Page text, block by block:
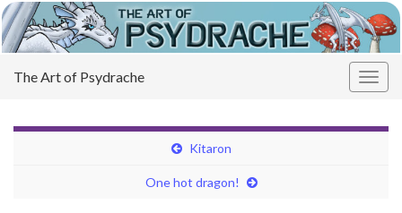
The Art of Psydrache
Kitaron
One hot dragon!